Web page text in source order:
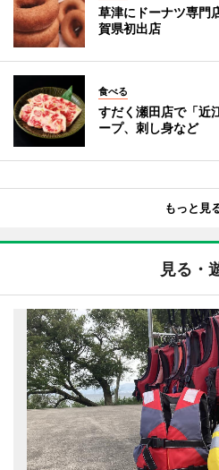
草津にドーナツ専
賀県初出店
食べる
すだく瀬田店で「
ープ、刺し身など
もっと見
見る・